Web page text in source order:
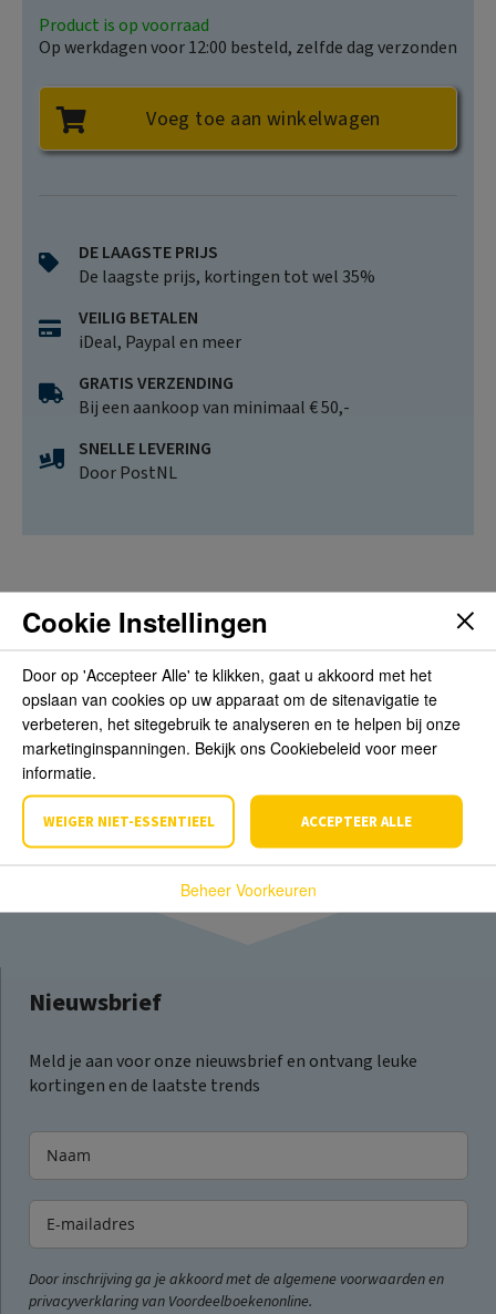
de Volkskrant
kenmerken.
Product is op voorraad
Op werkdagen voor 12:00 besteld, zelfde dag verzonden
Voeg toe aan winkelwagen
DE LAAGSTE PRIJS
De laagste prijs, kortingen tot wel 35%
VEILIG BETALEN
iDeal, Paypal en meer
GRATIS VERZENDING
Bij een aankoop van minimaal € 50,-
SNELLE LEVERING
Door PostNL
Beoordelingen
Schrijf de eerste review over dit product
Schrijf een beoordeling
Nieuwsbrief
Meld je aan voor onze nieuwsbrief en ontvang leuke
kortingen en de laatste trends
Door inschrijving ga je akkoord met de algemene voorwaarden en
privacyverklaring van Voordeelboekenonline.
Cookie Instellingen
Door op 'Accepteer Alle' te klikken, gaat u akkoord met het
opslaan van cookies op uw apparaat om de sitenavigatie te
verbeteren, het sitegebruik te analyseren en te helpen bij onze
marketinginspanningen. Bekijk ons Cookiebeleid voor meer
informatie.
WEIGER NIET-ESSENTIEEL ACCEPTEER ALLE
Beheer Voorkeuren